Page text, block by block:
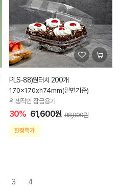
PLS-88)원터치 200개
170x170xh74mm(밑면기준)
위생적인 잠금용기
30% 61,600원 88,000원
3 4